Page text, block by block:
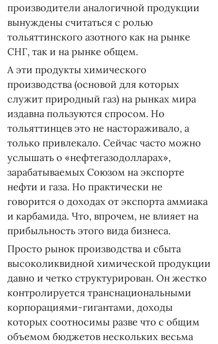
производители аналогичной продукции
вынуждены считаться с ролью
тольяттинского азотного как на рынке
СНГ, так и на рынке общем.
А эти продукты химического
производства (основой для которых
служит природный газ) на рынках мира
издавна пользуются спросом. Но
тольяттинцев это не настораживало, а
только привлекало. Сейчас часто можно
услышать о «нефтегазодолларах»,
зарабатываемых Союзом на экспорте
нефти и газа. Но практически не
говорится о доходах от экспорта аммиака
и карбамида. Что, впрочем, не влияет на
прибыльность этого вида бизнеса.
Просто рынок производства и сбыта
высоколиквидной химической продукции
давно и четко структурирован. Он жестко
контролируется транснациональными
корпорациями-гигантами, доходы
которых соотносимы разве что с общим
объемом бюджетов нескольких весьма